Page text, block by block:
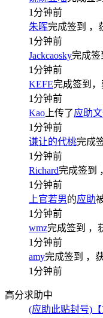
1分钟前
朱晖完成签到 ，
1分钟前
Jackcaosky完成签
1分钟前
KEFE完成签到
1分钟前
Kao上传了 应助
1分钟前
谦让的代桃完成
1分钟前
Richard完成签到
1分钟前
上官若男 的应助
1分钟前
wmz完成签到 ，
1分钟前
amy完成签到 ，
1分钟前
高分求助中
(应助此贴封号)